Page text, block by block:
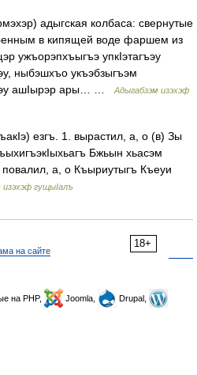
адыгская колбаса: свернутые
в кипящей воде фаршем из
ужъорэпхъыгъэ упкIэтагъэу
ныбэшхъо укъэбзыгъэм
ашIырэр ары… …
Адыгабзэм изэхэф
езгъ. 1. вырастил, а, о (в) Зы
Бжьын хьасэм
а, о Къыриутыгъ Къеуи
изэхэф гущыIалъ
18+
на сайте
на PHP, Joomla,
Drupal,